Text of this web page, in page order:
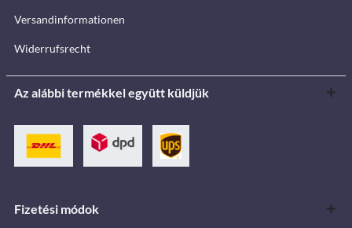
Versandinformationen
Widerrufsrecht
Az alábbi termékkel együtt küldjük
Fizetési módok